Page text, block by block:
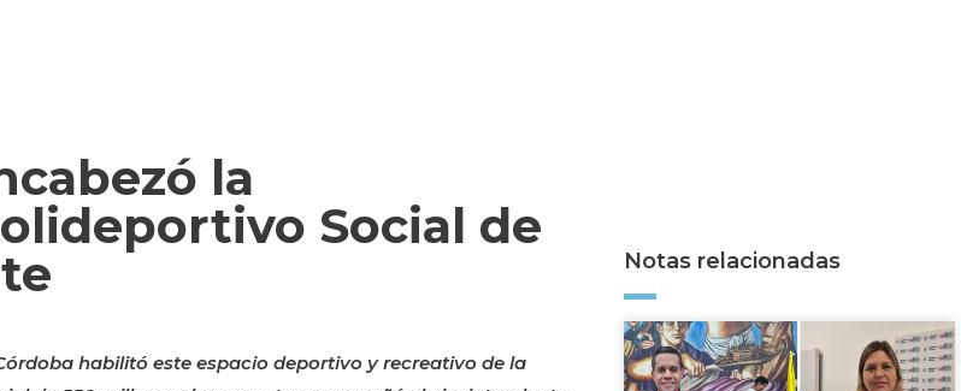
la
Social de
habilitó este espacio deportivo y recreativo de la
Notas relacionadas